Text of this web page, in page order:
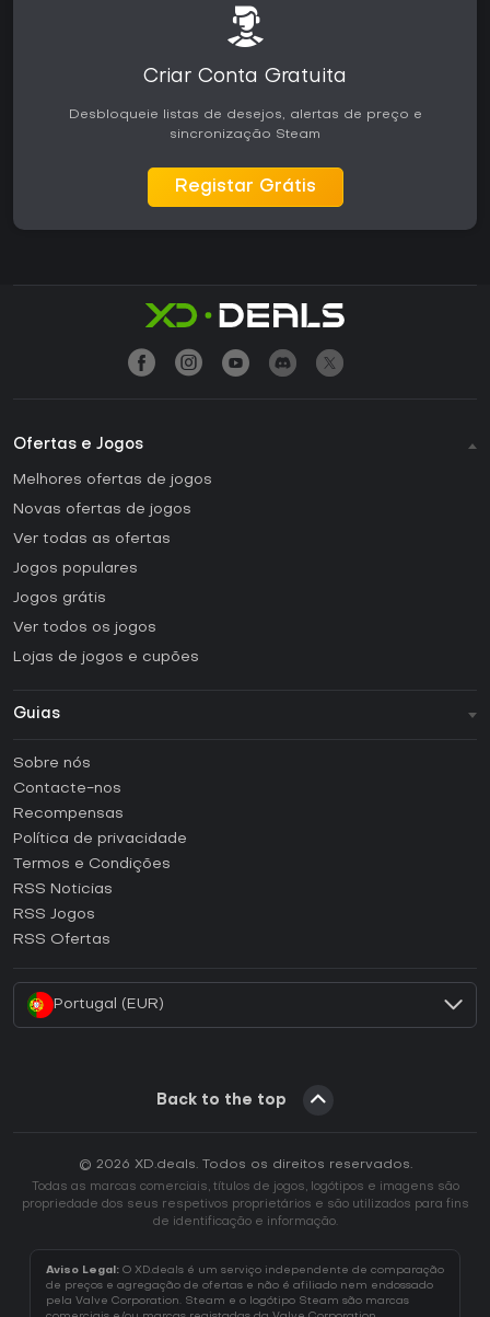
Criar Conta Gratuita
Desbloqueie listas de desejos, alertas de preço e
sincronização Steam
Registar Grátis
Ofertas e Jogos
Melhores ofertas de jogos
Novas ofertas de jogos
Ver todas as ofertas
Jogos populares
Jogos grátis
Ver todos os jogos
Lojas de jogos e cupões
Guias
Como ativar uma CD Key Steam?
Como ativar uma CD Key Epic Games?
Como ativar uma CD Key GOG?
Como ativar uma CD Key Ubisoft Connect?
Sobre nós
Contacte-nos
Recompensas
Política de privacidade
Termos e Condições
RSS Noticias
RSS Jogos
RSS Ofertas
Portugal (EUR)
Back to the top
© 2026 XD.deals. Todos os direitos reservados.
Todas as marcas comerciais, títulos de jogos, logótipos e imagens são
propriedade dos seus respetivos proprietários e são utilizados para fins
de identificação e informação.
Aviso Legal: O XD.deals é um serviço independente de comparação
de preços e agregação de ofertas e não é afiliado nem endossado
pela Valve Corporation. Steam e o logótipo Steam são marcas